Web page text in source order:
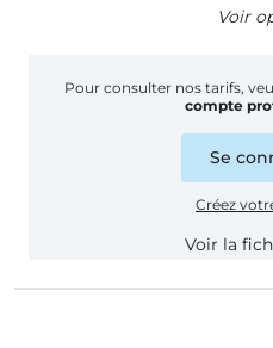
Voir
Pour consulter nos tarifs,
compte
Se
Créez
Voir la